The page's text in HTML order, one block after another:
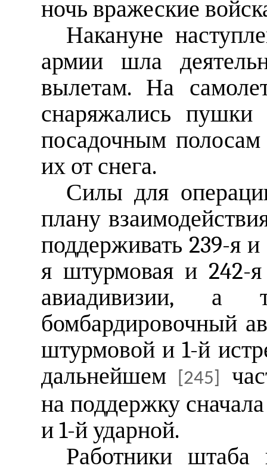
ночь вражеские
Накануне
армии шла
вылетам. На
снаряжались
посадочным
их от снега.
Силы для
плану
поддерживать 239-я
я штурмовая и 242-я
авиадивизии, а
бомбардировочный
штурмовой и 1-й
дальнейшем
[245]
на поддержку
и 1-й ударной.
Работники штаба